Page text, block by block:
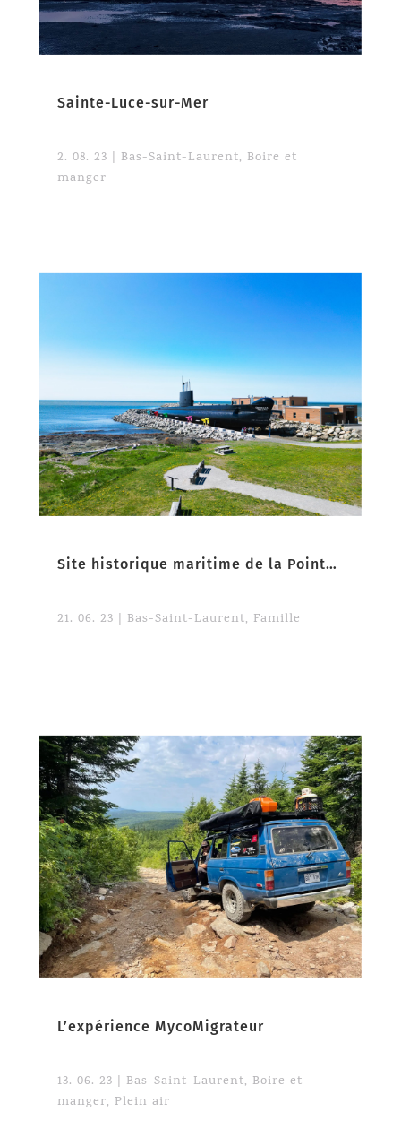
Sainte-Luce-sur-Mer
2. 08. 23 | Bas-Saint-Laurent, Boire et
manger
Site historique maritime de la Pointe-au-Père
21. 06. 23 | Bas-Saint-Laurent, Famille
L’expérience MycoMigrateur
13. 06. 23 | Bas-Saint-Laurent, Boire et
manger, Plein air